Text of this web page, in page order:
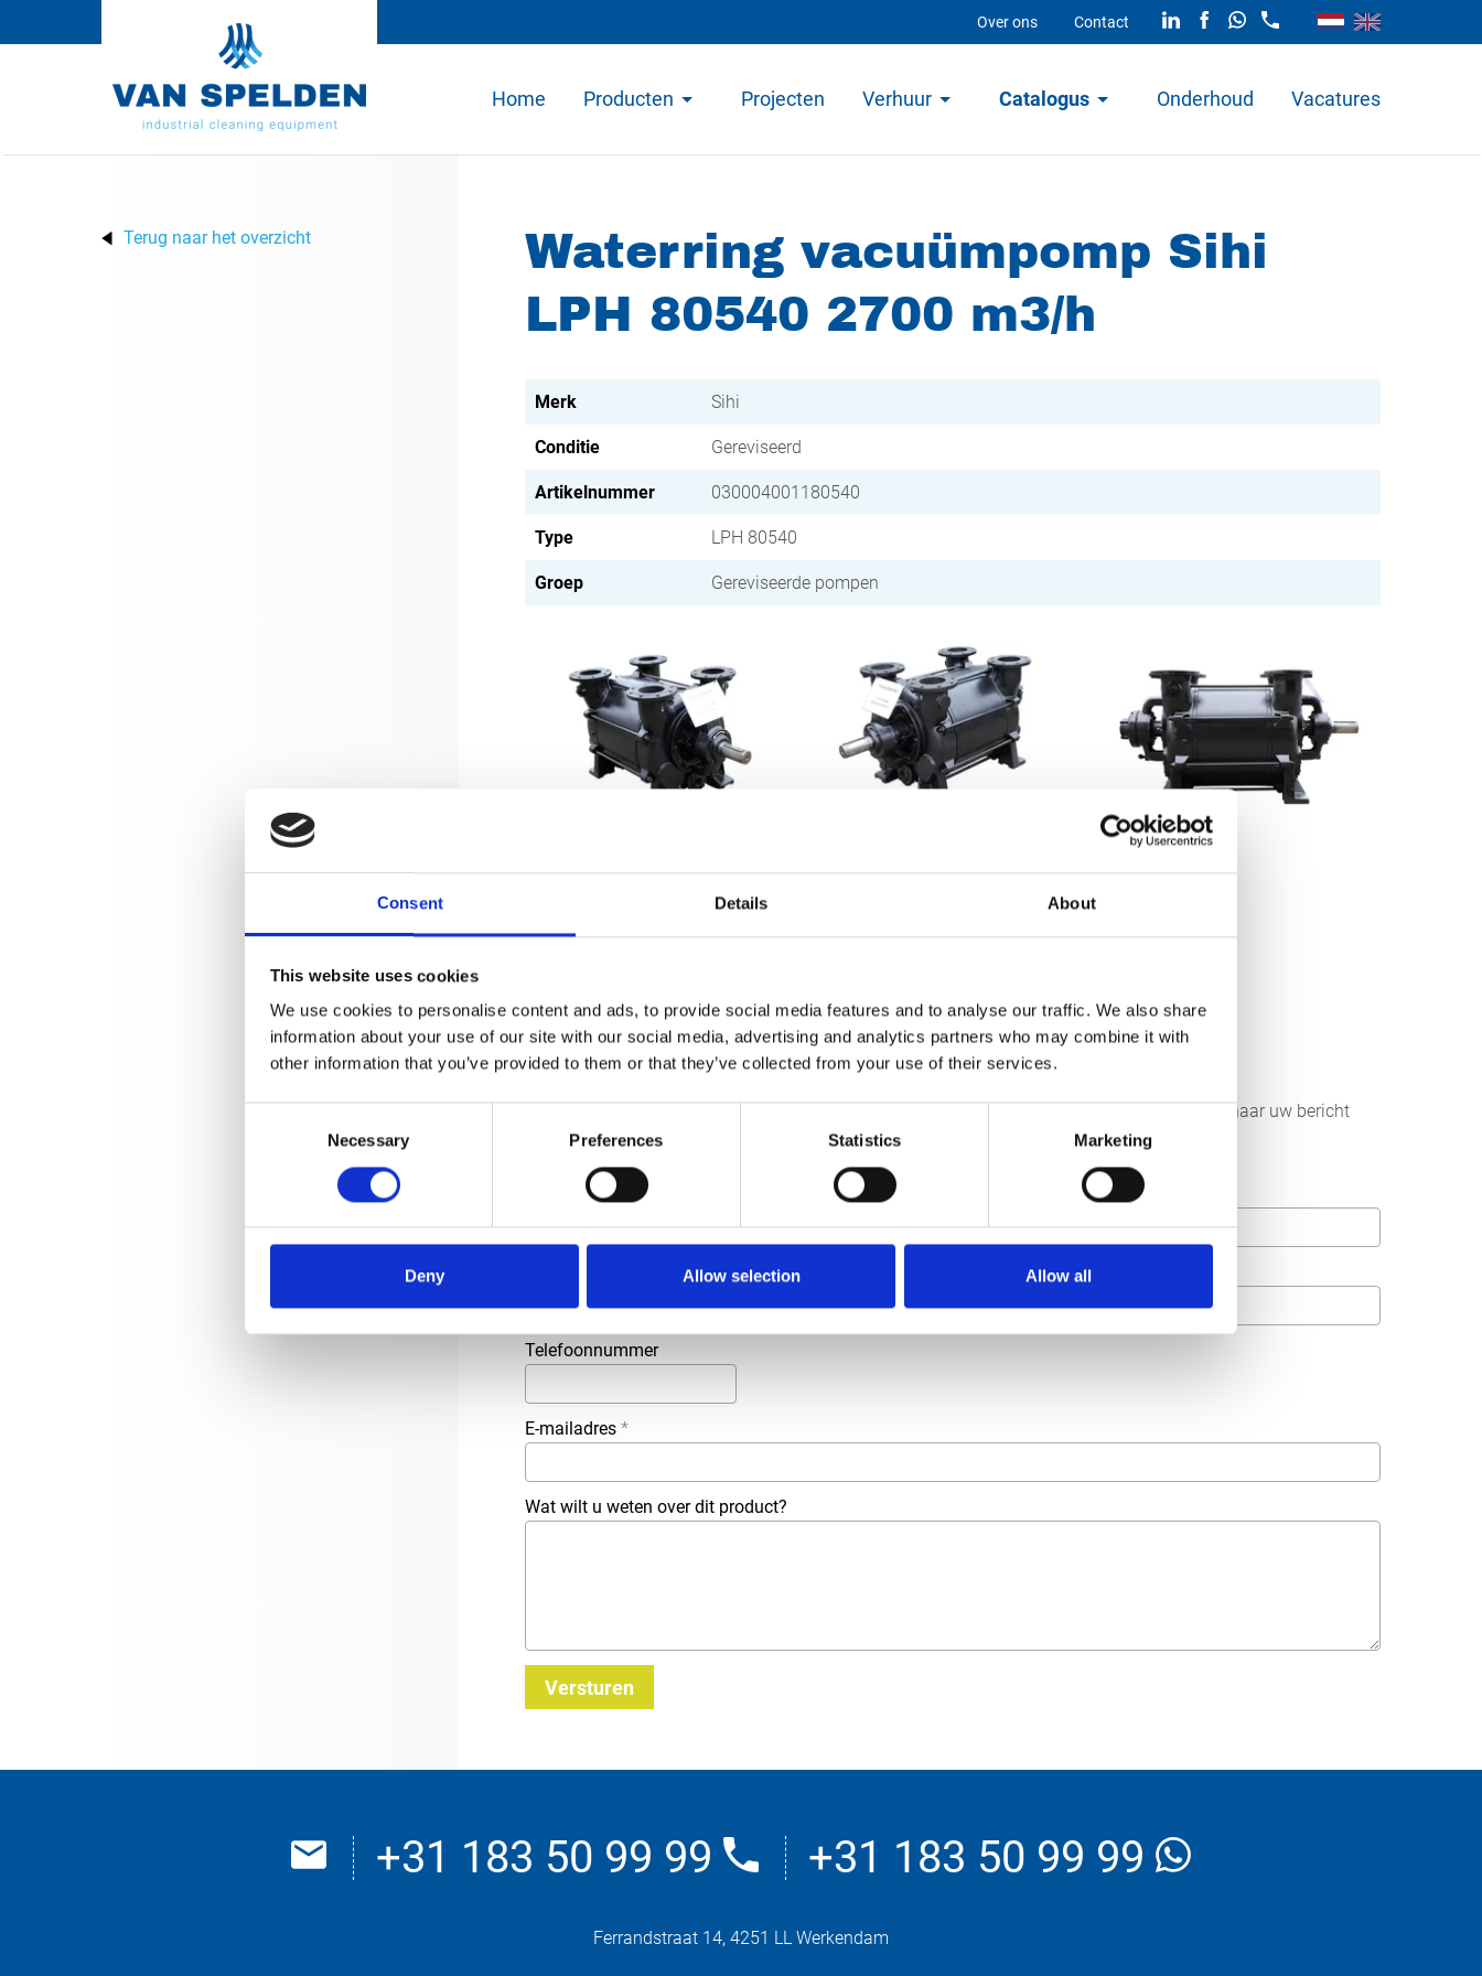
Consent Details About
This website uses cookies
We use cookies to personalise content and ads, to provide social media features and to analyse our traffic. We also share
information about your use of our site with our social media, advertising and analytics partners who may combine it with
other information that you’ve provided to them or that they’ve collected from your use of their services.
Necessary Preferences Statistics Marketing
Deny Allow selection Allow all
Over ons Contact
Home Producten Projecten Verhuur Catalogus Onderhoud Vacatures
Terug naar het overzicht
Waterring vacuümpomp Sihi
LPH 80540 2700 m3/h
Merk Sihi
Conditie Gereviseerd
Artikelnummer 030004001180540
Type LPH 80540
Groep Gereviseerde pompen
Meer informatie?
Alle vragen en opmerkingen kunt u via onderstaand formulier aan ons sturen. Wij streven ernaar uw bericht
binnen 1 werkdag te beantwoorden.
Voor- en achternaam
Telefoonnummer
E-mailadres *
Wat wilt u weten over dit product?
Versturen
+31 183 50 99 99 +31 183 50 99 99
Ferrandstraat 14, 4251 LL Werkendam